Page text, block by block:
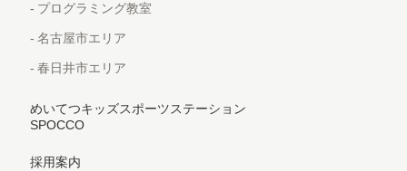
プログラミング教室
名古屋市エリア
春日井市エリア
めいてつキッズスポーツステーション
SPOCCO
採用案内